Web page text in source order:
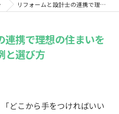
リフォームと設計士の連携で理想の住まいをかなえる千葉県の実例と選び方
連携で理想の住まいを
と選び方
どこから手をつければいい